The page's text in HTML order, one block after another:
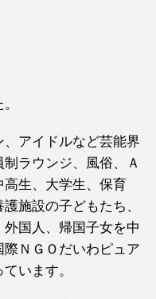
アイドルなど芸能界
ラウンジ、風俗、Ａ
高生、大学生、保育
施設の子どもたち、
国人、帰国子女を中
ＮＧＯだいわピュア
います。